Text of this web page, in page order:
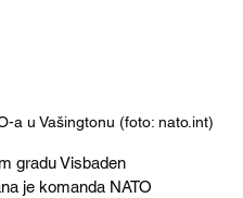
a u Vašingtonu (foto: nato.int)
gradu Visbaden
je komanda NATO